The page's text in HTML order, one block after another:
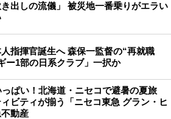
出しの流儀」 被災地一番乗りがエラい
指揮官誕生へ 森保一監督の“再就職
ー1部の日系クラブ」一択か
ぱい！北海道・ニセコで避暑の夏旅
ビティが揃う「ニセコ東急 グラン・ヒ
動産